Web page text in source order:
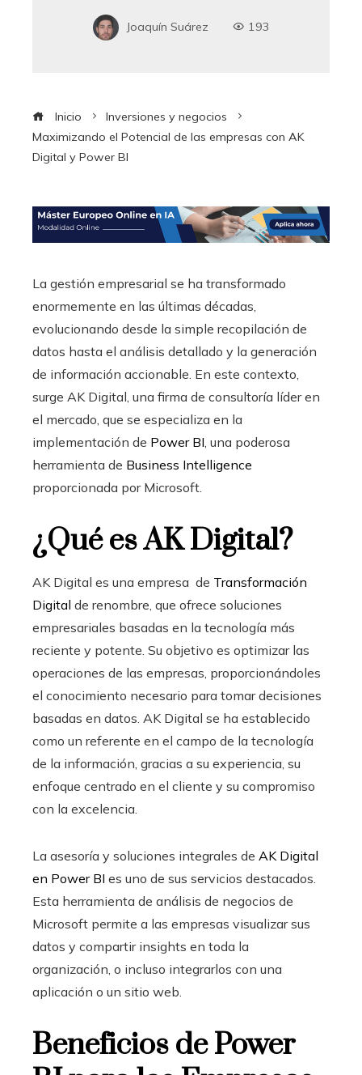
Joaquín Suárez 193
Inicio
Inversiones y negocios
Maximizando el Potencial de las empresas con AK
Digital y Power BI
La gestión empresarial se ha transformado
enormemente en las últimas décadas,
evolucionando desde la simple recopilación de
datos hasta el análisis detallado y la generación
de información accionable. En este contexto,
surge AK Digital, una firma de consultoría líder en
el mercado, que se especializa en la
implementación de Power BI, una poderosa
herramienta de Business Intelligence
proporcionada por Microsoft.
¿Qué es AK Digital?
AK Digital es una empresa de Transformación
Digital de renombre, que ofrece soluciones
empresariales basadas en la tecnología más
reciente y potente. Su objetivo es optimizar las
operaciones de las empresas, proporcionándoles
el conocimiento necesario para tomar decisiones
basadas en datos. AK Digital se ha establecido
como un referente en el campo de la tecnología
de la información, gracias a su experiencia, su
enfoque centrado en el cliente y su compromiso
con la excelencia.
La asesoría y soluciones integrales de AK Digital
en Power BI es uno de sus servicios destacados.
Esta herramienta de análisis de negocios de
Microsoft permite a las empresas visualizar sus
datos y compartir insights en toda la
organización, o incluso integrarlos con una
aplicación o un sitio web.
Beneficios de Power